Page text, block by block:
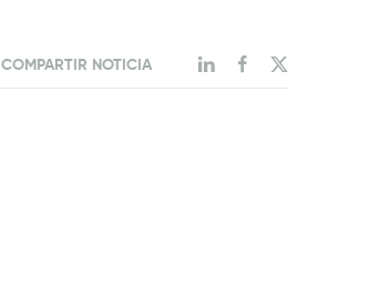
COMPARTIR NOTICIA